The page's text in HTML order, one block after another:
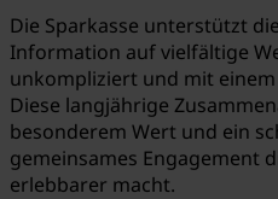
Die Sparkasse unterstützt
Information auf vielfältige
unkompliziert und mit
Diese langjährige
besonderem Wert und ein
gemeinsames Engagement
erlebbarer macht.